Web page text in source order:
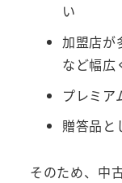
い
加盟店が
など幅広
プレミア
贈答品と
そのため、中